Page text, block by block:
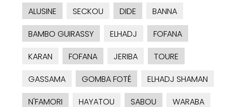
ALUSINE
SECKOU DIDE
BANNA
BAMBO GUIRASSY
ELHADJ
FOFANA
KARAN
FOFANA JERIBA
TOURE
GASSAMA
GOMBA FOTÉ
ELHADJ SHAMAN
N'FAMORI
HAYATOU SABOU
WARABA